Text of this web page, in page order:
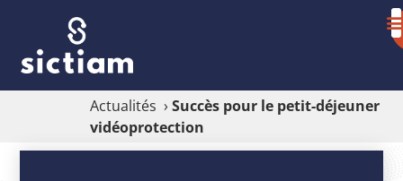
Actualités › Succès pour le petit-déjeuner
vidéoprotection